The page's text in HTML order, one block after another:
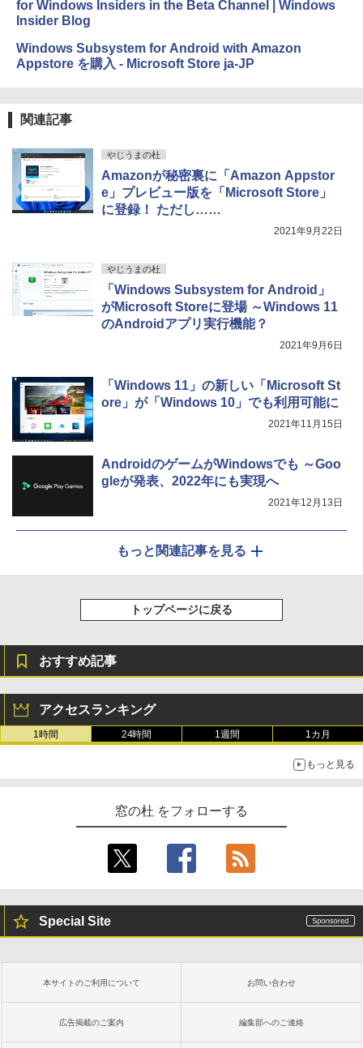
for Windows Insiders in the Beta Channel | Windows
Insider Blog
Windows Subsystem for Android with Amazon
Appstore を購入 - Microsoft Store ja-JP
関連記事
やじうまの杜
Amazonが秘密裏に「Amazon Appstor
e」プレビュー版を「Microsoft Store」
に登録！ ただし……
2021年9月22日
やじうまの杜
「Windows Subsystem for Android」
がMicrosoft Storeに登場 ～Windows 11
のAndroidアプリ実行機能？
2021年9月6日
「Windows 11」の新しい「Microsoft St
ore」が「Windows 10」でも利用可能に
2021年11月15日
AndroidのゲームがWindowsでも ～Goo
gleが発表、2022年にも実現へ
2021年12月13日
もっと関連記事を見る
トップページに戻る
おすすめ記事
アクセスランキング
1時間 24時間 1週間 1カ月
もっと見る
窓の杜 をフォローする
Special Site
本サイトのご利用について お問い合わせ
広告掲載のご案内 編集部へのご連絡